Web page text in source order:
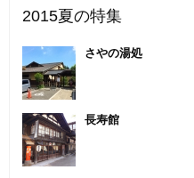
2015夏の特集
さやの湯処
長寿館